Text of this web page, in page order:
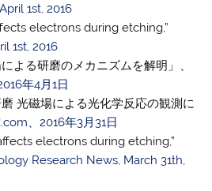
1st, 2016
electrons during etching,”
1st, 2016
よる研磨のメカニズムを解明」、
年4月1日
磨 光磁場による光化学反応の観測に
、2016年3月31日
electrons during etching,”
Research News, March 31th,